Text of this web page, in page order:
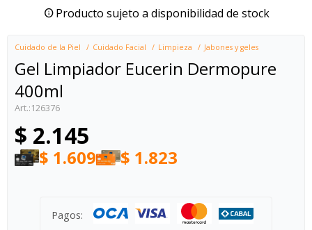
Producto sujeto a disponibilidad de stock
Cuidado de la Piel Cuidado Facial Limpieza Jabones y geles
Gel Limpiador Eucerin Dermopure
400ml
126376
$ 2.145
$ 1.609 $ 1.823
Pagos: